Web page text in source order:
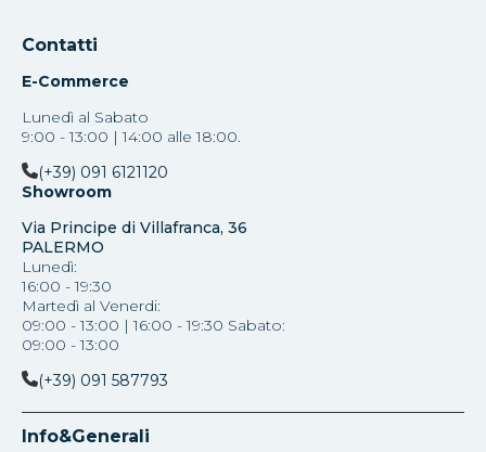
Contatti
E-Commerce
Lunedì al Sabato
9:00 - 13:00 | 14:00 alle 18:00.
(+39) 091 6121120
Showroom
Via Principe di Villafranca, 36
PALERMO
Lunedì:
16:00 - 19:30
Martedì al Venerdi:
09:00 - 13:00 | 16:00 - 19:30 Sabato:
09:00 - 13:00
(+39) 091 587793
Info&Generali